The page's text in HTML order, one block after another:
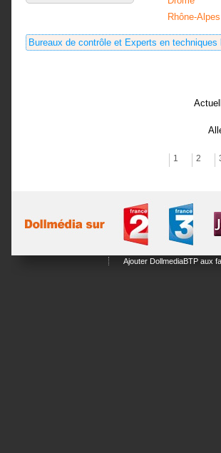
Rhône-Alpes
Bureaux de contrôle et Experts en techniques
1 2
Ajouter DollmediaBTP aux